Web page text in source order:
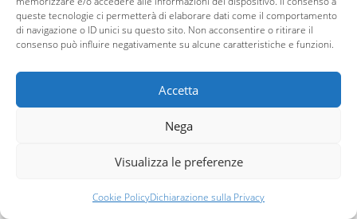
queste tecnologie ci permetterà di elaborare dati come il comportamento
di navigazione o ID unici su questo sito. Non acconsentire o ritirare il
consenso può influire negativamente su alcune caratteristiche e funzioni.
Accetta
Nega
Visualizza le preferenze
Cookie PolicyDichiarazione sulla Privacy